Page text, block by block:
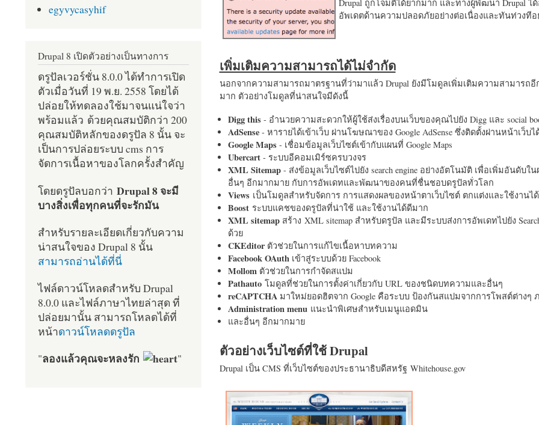
Drupal ถูกโจมตีได้ยากมาก และทางผู้พัฒนา Drupal ไ
อัพเดตด้านความปลอดภัยอย่างต่อเนื่องและทันท่วงทีอ
เพิ่มเติมความสามารถได้ไม่จำกัด
นอกจากความสามารถมาตรฐานที่ว่ามาแล้ว Drupal ยังมีโมดูลเพิ่มเติมความสามารถอี
มาก ตัวอย่างโมดูลที่น่าสนใจมีดังนี้
Digg this- อำนวยความสะดวกให้ผู้ใช้ส่งเรื่องบนเว็บของคุณไปยัง Digg และ social
AdSense- หารายได้เข้าเว็บ ผ่านโฆษณาของ Google AdSense ซึ่งติดตั้งผ่านหน้าเว็บไ
Google Maps- เชื่อมข้อมูลเว็บไซต์เข้ากับแผนที่ Google Maps
Ubercart- ระบบอีคอมเมิร์ซครบวงจร
XML Sitemap- ส่งข้อมูลเว็บไซต์ไปยัง search engine อย่างอัตโนมัติ เพื่อเพิ่มอันดับใ
อื่นๆ อีกมากมาย กับการอัพเดทและพัฒนาของคนที่ชื่นชอบดรูปัลทั่วโลก
Views เป็นโมดูลสำหรับจัดการ การแสดงผลของหน้าตาเว็บไซต์ ตกแต่งและใช้งานไ
Boost ระบบแคชของดรูปัลที่น่าใช้ และใช้งานได้ดีมาก
XML sitemapสร้าง XML sitemap สำหรับดรูปัล และมีระบบส่งการอัพเดทไปยัง
ด้วย
CKEditorตัวช่วยในการแก้ไขเนื้อหาบทความ
Facebook OAuth เข้าสู่ระบบด้วย Facebook
Mollom ตัวช่วยในการกำจัดสแปม
Pathautoโมดูลที่ช่วยในการตั้งค่าเกี่ยวกับ URL ของชนิดบทความและอื่นๆ
reCAPTCHA มาใหม่ยอดฮิตจาก Google คือระบบ ป้องกันสแปมจากการโพสต์ต่างๆ
Administration menu แนะนำพิเศษสำหรับเมนูแอดมิน
และอื่นๆ อีกมากมาย
ตัวอย่างเว็บไซต์ที่ใช้ Drupal
Drupal เป็น CMS ที่เว็บไซต์ของประธานาธิบดีสหรัฐ Whitehouse.gov
egyvycasyhif
Drupal 8 เปิดตัวอย่างเป็นทางการ
ดรูปัลเวอร์ชั่น 8.0.0 ได้ทำการเปิด
ตัวเมื่อวันที่ 19 พ.ย. 2558 โดยได้
ปล่อยให้ทดลองใช้มาจนแน่ใจว่า
พร้อมแล้ว ด้วยคุณสมบัติกว่า 200
คุณสมบัติหลักของดรูปัล 8 นั้น จะ
เป็นการปล่อยระบบ cms การ
จัดการเนื้อหาของโลกครั้งสำคัญ
โดยดรูปัลบอกว่า Drupal 8 จะมี
บางสิ่งเพื่อทุกคนที่จะรักมัน
สำหรับรายละเอียดเกี่ยวกับความ
น่าสนใจของ Drupal 8 นั้น
สามารถอ่านได้ที่นี่
ไฟล์ดาวน์โหลดสำหรับ Drupal
8.0.0 และไฟล์ภาษาไทยล่าสุด ที่
ปล่อยมานั้น สามารถโหลดได้ที่
หน้าดาวน์โหลดดรูปัล
"ลองแล้วคุณจะหลงรัก "